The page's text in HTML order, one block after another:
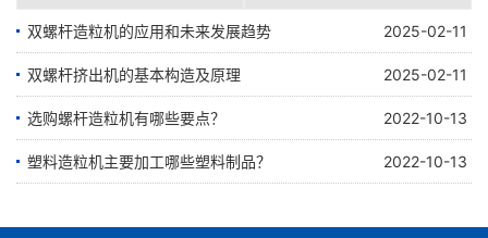
双螺杆造粒机的应用和未来发展趋势 2025-02-11
双螺杆挤出机的基本构造及原理 2025-02-11
选购螺杆造粒机有哪些要点？ 2022-10-13
塑料造粒机主要加工哪些塑料制品？ 2022-10-13